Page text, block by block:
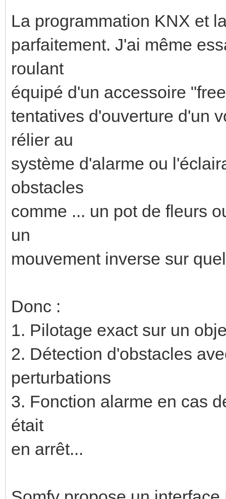
La programmation KNX et
parfaitement. J'ai même
roulant
équipé d'un accessoire
tentatives d'ouverture d'un
rélier au
système d'alarme ou
obstacles
comme ... un pot de fleurs
un
mouvement inverse sur
Donc :
1. Pilotage exact sur un
2. Détection d'obstacles
perturbations
3. Fonction alarme en cas
était
en arrêt...